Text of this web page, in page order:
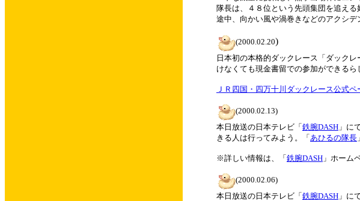
隊長は、４８位という先頭集団を追え
途中、向かい風や渦巻きなどのアクシ
(2000.02.20)
日本初の本格的ダックレース「ダック
けなくても現金書留での参加ができるら
ＪＲ四国・四万十川ダックレース公式ペ
(2000.02.13)
本日放送の日本テレビ「 鉄腕DASH 」に
きる人は行ってみよう。「 あひるの隊長
※詳しい情報は、「 鉄腕DASH 」ホーム
(2000.02.06)
本日放送の日本テレビ「 鉄腕DASH 」に